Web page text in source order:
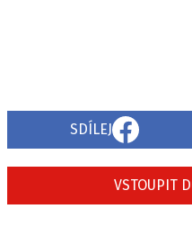
SDÍLEJ
VSTOUPIT